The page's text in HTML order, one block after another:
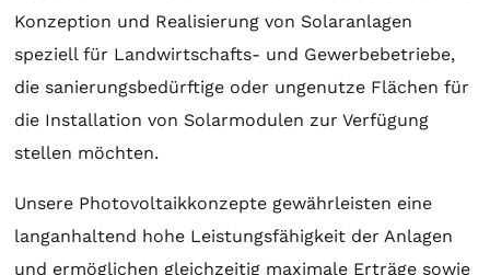
Konzeption und Realisierung von Solaranlagen
speziell für Landwirtschafts- und Gewerbebetriebe,
die sanierungsbedürftige oder ungenutze Flächen für
die Installation von Solarmodulen zur Verfügung
stellen möchten.
Unsere Photovoltaikkonzepte gewährleisten eine
langanhaltend hohe Leistungsfähigkeit der Anlagen
und ermöglichen gleichzeitig maximale Erträge sowie